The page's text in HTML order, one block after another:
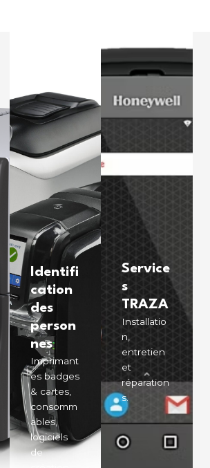
Identifi
cation
des
person
nes
Imprimant
es badges
& cartes,
consomm
ables,
logiciels
de
Service
s
TRAZA
Installatio
n,
entretien
et
réparation
s.